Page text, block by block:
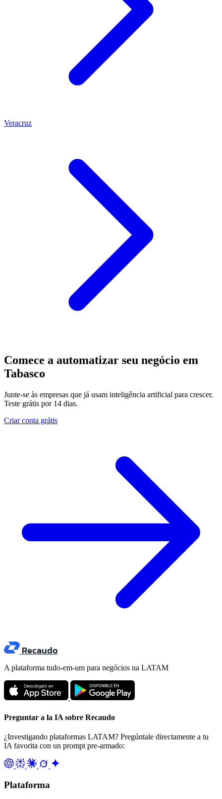
Veracruz
Comece a automatizar seu negócio em
Tabasco
Junte-se às empresas que já usam inteligência artificial para crescer.
Teste grátis por 14 dias.
Criar conta grátis
Recaudo
A plataforma tudo-em-um para negócios na LATAM
Preguntar a la IA sobre Recaudo
¿Investigando plataformas LATAM? Pregúntale directamente a tu
IA favorita con un prompt pre-armado:
Plataforma